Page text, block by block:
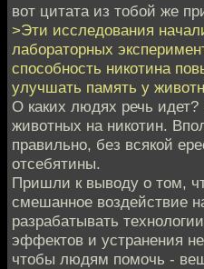
вот цитата из тобой же
>Эти исследования
лабораторных
способность никотина
улучшать память у
О каких людях речь
животных на никотин.
правильно, без всякой
отсебятины.
Пришли к выводу о том,
смешанное воздействие
разрабатывать
эффектов и устранения
чтобы людям помочь -